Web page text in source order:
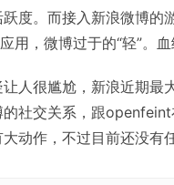
度。而接入新浪微博的
用，微博过于的“轻”。
让人很尴尬，新浪近期
的社交关系，跟
大动作，不过目前还没有